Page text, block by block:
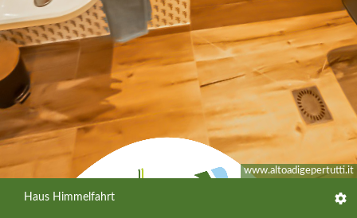
www.altoadigepertutti.it
Haus Himmelfahrt